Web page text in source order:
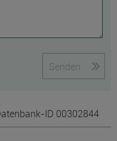
Senden
ID 00302844